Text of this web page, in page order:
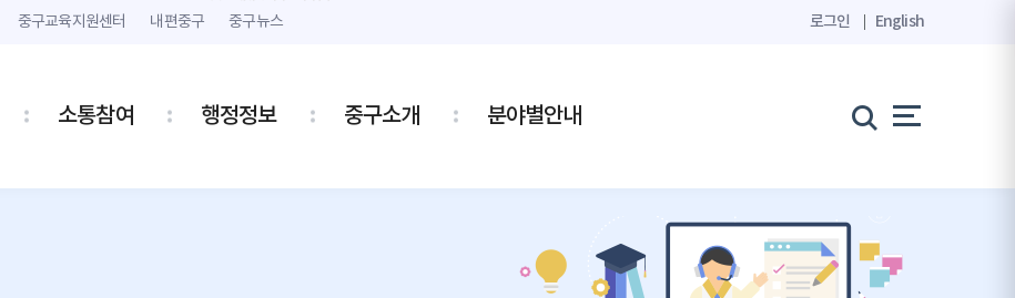
중구교육지원센터 내편중구 중구뉴스 로그인 English
소통참여 행정정보 중구소개 분야별안내